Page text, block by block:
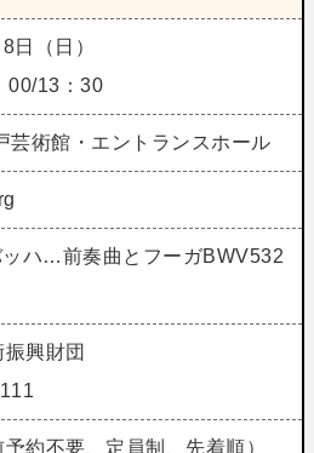
日（日）
00/13：30
芸術館・エントランスホール
ハ…前奏曲とフーガBWV532
興財団
約不要、定員制、先着順）